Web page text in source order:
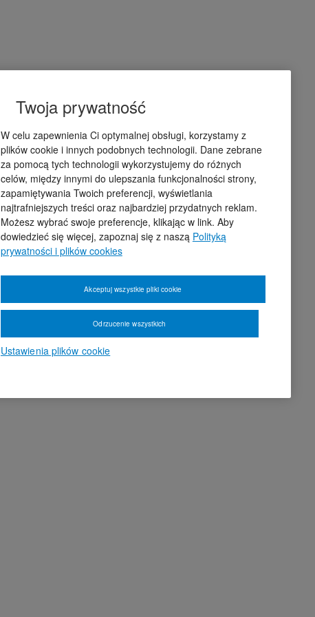
Twoja prywatność
W celu zapewnienia Ci optymalnej obsługi, korzystamy z
plików cookie i innych podobnych technologii. Dane zebrane
za pomocą tych technologii wykorzystujemy do różnych
celów, między innymi do ulepszania funkcjonalności strony,
zapamiętywania Twoich preferencji, wyświetlania
najtrafniejszych treści oraz najbardziej przydatnych reklam.
Możesz wybrać swoje preferencje, klikając w link. Aby
dowiedzieć się więcej, zapoznaj się z naszą Polityką
prywatności i plików cookies
Ustawienia plików cookie
Odrzucenie wszystkich
Akceptuj wszystkie pliki cookie